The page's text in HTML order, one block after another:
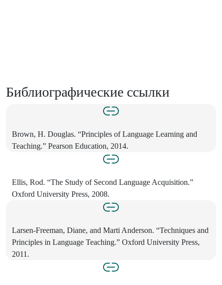
Библиографические ссылки
Brown, H. Douglas. “Principles of Language Learning and
Teaching.” Pearson Education, 2014.
Ellis, Rod. “The Study of Second Language Acquisition.”
Oxford University Press, 2008.
Larsen-Freeman, Diane, and Marti Anderson. “Techniques and
Principles in Language Teaching.” Oxford University Press,
2011.